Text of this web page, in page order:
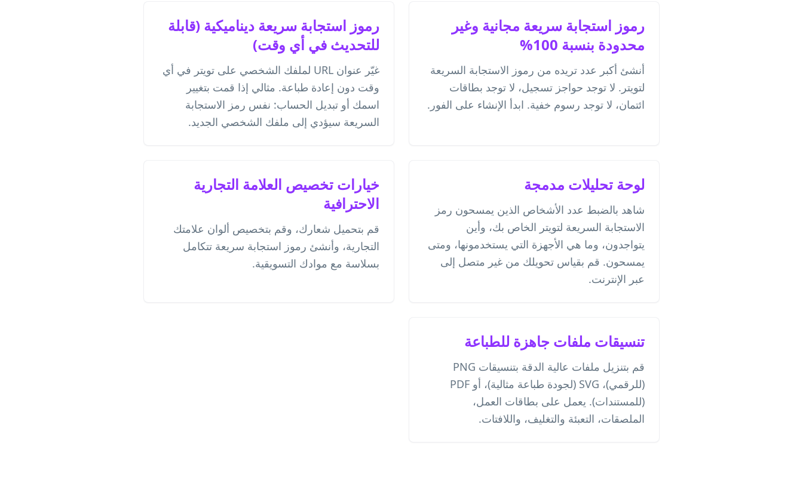
رموز استجابة سريعة مجانية وغير
محدودة بنسبة 100%
أنشئ أكبر عدد تريده من رموز الاستجابة السريعة
لتويتر. لا توجد حواجز تسجيل، لا توجد بطاقات
ائتمان، لا توجد رسوم خفية. ابدأ الإنشاء على الفور.
رموز استجابة سريعة ديناميكية (قابلة
للتحديث في أي وقت)
غيّر عنوان URL لملفك الشخصي على تويتر في أي
وقت دون إعادة طباعة. مثالي إذا قمت بتغيير
اسمك أو تبديل الحساب: نفس رمز الاستجابة
السريعة سيؤدي إلى ملفك الشخصي الجديد.
لوحة تحليلات مدمجة
شاهد بالضبط عدد الأشخاص الذين يمسحون رمز
الاستجابة السريعة لتويتر الخاص بك، وأين
يتواجدون، وما هي الأجهزة التي يستخدمونها، ومتى
يمسحون. قم بقياس تحويلك من غير متصل إلى
عبر الإنترنت.
خيارات تخصيص العلامة التجارية
الاحترافية
قم بتحميل شعارك، وقم بتخصيص ألوان علامتك
التجارية، وأنشئ رموز استجابة سريعة تتكامل
بسلاسة مع موادك التسويقية.
تنسيقات ملفات جاهزة للطباعة
قم بتنزيل ملفات عالية الدقة بتنسيقات PNG
(للرقمي)، SVG (لجودة طباعة مثالية)، أو PDF
(للمستندات). يعمل على بطاقات العمل،
الملصقات، التعبئة والتغليف، واللافتات.